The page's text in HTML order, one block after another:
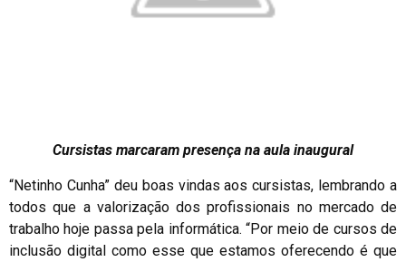
Cursistas marcaram presença na aula inaugural
“Netinho Cunha” deu boas vindas aos cursistas, lembrando a
todos que a valorização dos profissionais no mercado de
trabalho hoje passa pela informática. “Por meio de cursos de
inclusão digital como esse que estamos oferecendo é que